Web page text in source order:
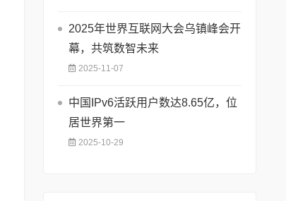
2025年世界互联网大会乌镇峰会开
幕，共筑数智未来
2025-11-07
中国IPv6活跃用户数达8.65亿，位
居世界第一
2025-10-29